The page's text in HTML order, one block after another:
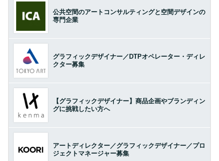
公共空間のアートコンサルティングと空間デザインの
専門企業
グラフィックデザイナー／DTPオペレーター・ディレ
クター募集
【グラフィックデザイナー】商品企画やブランディン
グに挑戦したい方へ
アートディレクター／グラフィックデザイナー／プロ
ジェクトマネージャー募集